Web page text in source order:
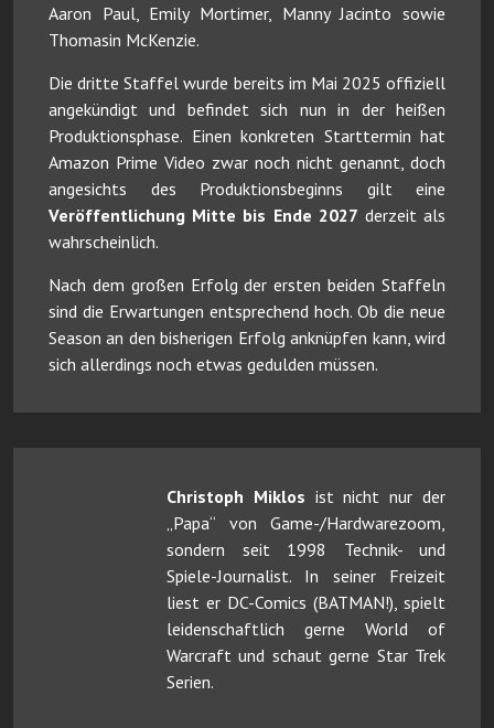
Aaron Paul, Emily Mortimer, Manny Jacinto sowie
Thomasin McKenzie.
Die dritte Staffel wurde bereits im Mai 2025 offiziell
angekündigt und befindet sich nun in der heißen
Produktionsphase. Einen konkreten Starttermin hat
Amazon Prime Video zwar noch nicht genannt, doch
angesichts des Produktionsbeginns gilt eine
Veröffentlichung Mitte bis Ende 2027 derzeit als
wahrscheinlich.
Nach dem großen Erfolg der ersten beiden Staffeln
sind die Erwartungen entsprechend hoch. Ob die neue
Season an den bisherigen Erfolg anknüpfen kann, wird
sich allerdings noch etwas gedulden müssen.
Christoph Miklos ist nicht nur der
„Papa“ von Game-/Hardwarezoom,
sondern seit 1998 Technik- und
Spiele-Journalist. In seiner Freizeit
liest er DC-Comics (BATMAN!), spielt
leidenschaftlich gerne World of
Warcraft und schaut gerne Star Trek
Serien.